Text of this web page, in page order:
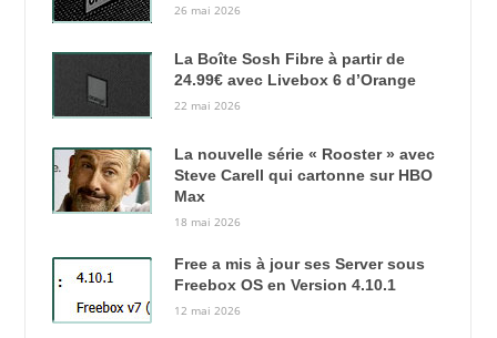
26 mai 2026
La Boîte Sosh Fibre à partir de
24.99€ avec Livebox 6 d’Orange
22 mai 2026
La nouvelle série « Rooster » avec
Steve Carell qui cartonne sur HBO
Max
18 mai 2026
Free a mis à jour ses Server sous
Freebox OS en Version 4.10.1
12 mai 2026